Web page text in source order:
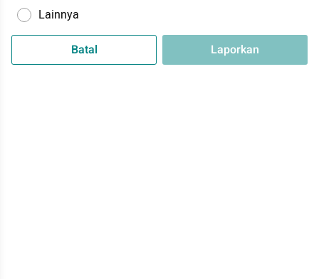
Lainnya
Batal Laporkan